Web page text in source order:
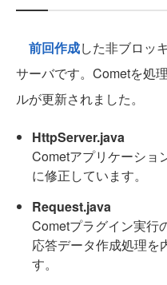
前回作成した非ブロッ
サーバです。Cometを処
ルが更新されました。
HttpServer.java
Cometアプリケーショ
に修正しています。
Request.java
Cometプラグイン実行
応答データ作成処理を
す。